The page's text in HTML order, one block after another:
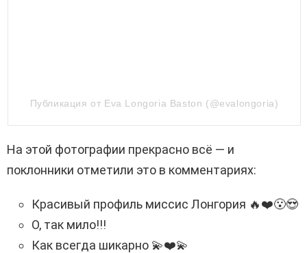
Публикация от Eva Longoria Baston (@evalongoria)
На этой фотографии прекрасно всё — и
поклонники отметили это в комментариях:
Красивый профиль миссис Лонгория 🔥❤️😮😍
О, так мило!!!
Как всегда шикарно 💫❤️💫